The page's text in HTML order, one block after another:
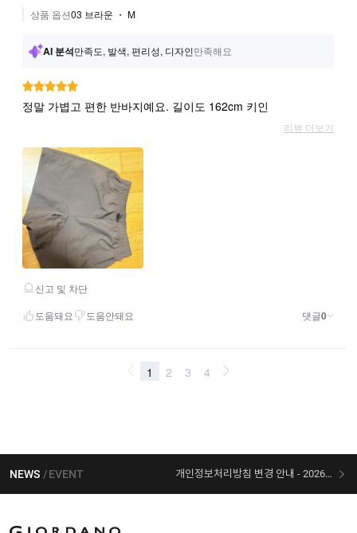
NEWS EVENT 개인정보처리방침 변경 안내 - 2026/07/30 시행